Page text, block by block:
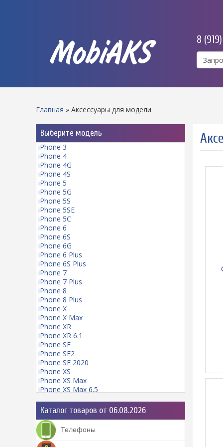
MobiAKS
8
Главная » Аксессуары для модели
Выберите модель
iPhone 3
iPhone 4
iPhone 4G
iPhone 4S
iPhone 5
iPhone 5G
iPhone 5S
iPhone 5SE
iPhone 5C
iPhone 6
iPhone 6S
iPhone 6G
iPhone 6 Plus
iPhone 6S Plus
iPhone 7
iPhone 7 Plus
iPhone 8
iPhone 8 Plus
iPhone X
iPhone X Max
iPhone XR
iPhone XR 6.1
iPhone SE
iPhone SE2
iPhone SE 2020
iPhone XS
iPhone XS Max
iPhone XS Max 6.5
iPhone 11 mini
iPhone 11 Pro
iPhone 11 Pro Max
iPhone 12
iPhone 12 Pro
Каталог товаров от 06.08.2026
Телефоны